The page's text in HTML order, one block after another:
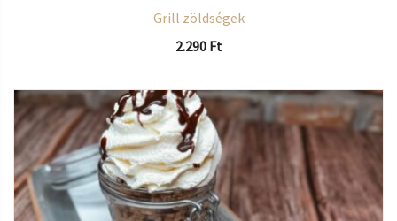
Grill zöldségek
2.290 Ft